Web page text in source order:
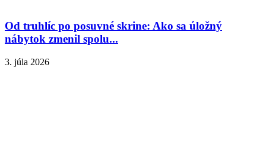
Od truhlíc po posuvné skrine: Ako sa úložný
nábytok zmenil spolu...
3. júla 2026